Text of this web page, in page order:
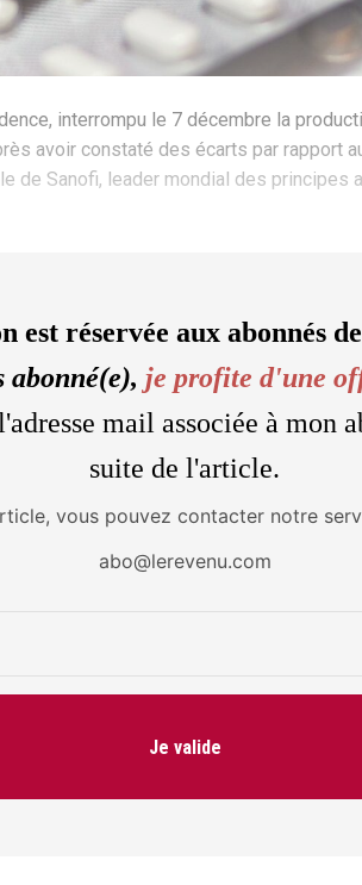
interrompu le 7 décembre la
avoir constaté des écarts par rapport
de Sanofi, leader mondial des principes
est réservée aux abonnés de
abonné(e), je profite d'une
mail associée à mon
suite de l'article.
vous pouvez contacter notre
abo@lerevenu.com
Je valide